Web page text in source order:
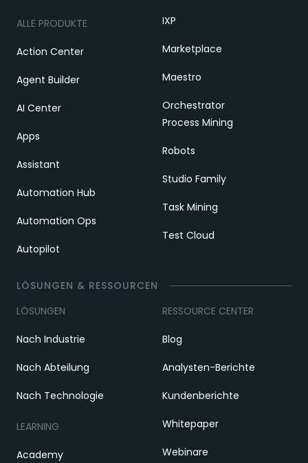
ALLE PRODUKTE
Action Center
Agent Builder
AI Center
Apps
Assistant
Automation Hub
Automation Ops
Autopilot
IXP
Marketplace
Maestro
Orchestrator
Process Mining
Robots
Studio Family
Task Mining
Test Cloud
LÖSUNGEN & RESSOURCEN
LÖSUNGEN
Nach Industrie
Nach Abteilung
Nach Technologie
LEARNING
Academy
RESSOURCE CENTER
Blog
Analysten-Berichte
Kundenberichte
Whitepaper
Webinare